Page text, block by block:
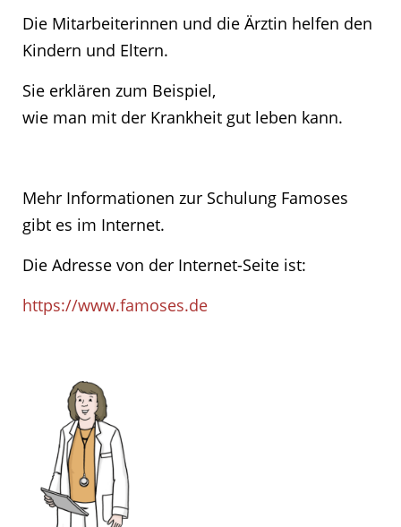
Die Mitarbeiterinnen und die Ärztin helfen den
Kindern und Eltern.
Sie erklären zum Beispiel,
wie man mit der Krankheit gut leben kann.
Mehr Informationen zur Schulung Famoses
gibt es im Internet.
Die Adresse von der Internet-Seite ist:
https://www.famoses.de